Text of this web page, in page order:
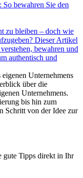
bewahren Sie den
zu bleiben – doch wie
Dieser Artikel
bewahren und
authentisch und
Unternehmens
über die
Unternehmens.
bis hin zum
Schritt von der Idee zur
gute Tipps direkt in Ihr